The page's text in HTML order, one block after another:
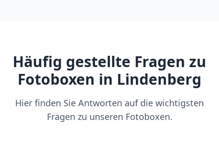
Häufig gestellte Fragen zu
Fotoboxen in Lindenberg
Hier finden Sie Antworten auf die wichtigsten
Fragen zu unseren Fotoboxen.